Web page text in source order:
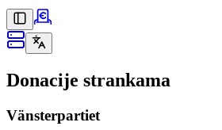
Donacije strankama
Vänsterpartiet